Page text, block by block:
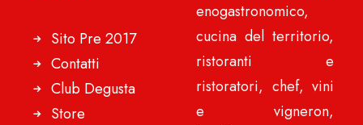
Sito Pre 2017
Contatti
Club Degusta
Store
enogastronomico,
cucina del territorio,
ristoranti e
ristoratori, chef, vini
e vigneron,